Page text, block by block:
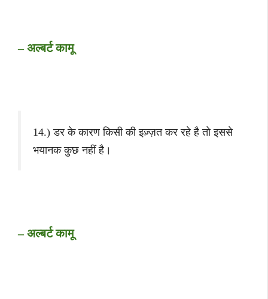
– अल्बर्ट कामू
14.) डर के कारण किसी की इज़्ज़त कर रहे है तो इससे
भयानक कुछ नहीं है।
– अल्बर्ट कामू